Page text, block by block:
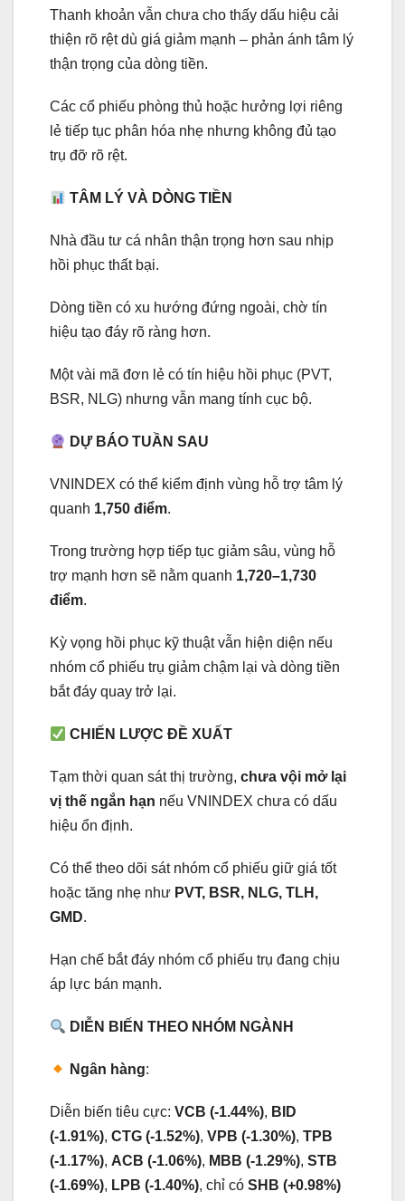
Thanh khoản vẫn chưa cho thấy dấu hiệu cải
thiện rõ rệt dù giá giảm mạnh – phản ánh tâm lý
thận trọng của dòng tiền.
Các cổ phiếu phòng thủ hoặc hưởng lợi riêng
lẻ tiếp tục phân hóa nhẹ nhưng không đủ tạo
trụ đỡ rõ rệt.
TÂM LÝ VÀ DÒNG TIỀN
Nhà đầu tư cá nhân thận trọng hơn sau nhịp
hồi phục thất bại.
Dòng tiền có xu hướng đứng ngoài, chờ tín
hiệu tạo đáy rõ ràng hơn.
Một vài mã đơn lẻ có tín hiệu hồi phục (PVT,
BSR, NLG) nhưng vẫn mang tính cục bộ.
DỰ BÁO TUẦN SAU
VNINDEX có thể kiểm định vùng hỗ trợ tâm lý
quanh 1,750 điểm.
Trong trường hợp tiếp tục giảm sâu, vùng hỗ
trợ mạnh hơn sẽ nằm quanh 1,720–1,730
điểm.
Kỳ vọng hồi phục kỹ thuật vẫn hiện diện nếu
nhóm cổ phiếu trụ giảm chậm lại và dòng tiền
bắt đáy quay trở lại.
CHIẾN LƯỢC ĐỀ XUẤT
Tạm thời quan sát thị trường, chưa vội mở lại
vị thế ngắn hạn nếu VNINDEX chưa có dấu
hiệu ổn định.
Có thể theo dõi sát nhóm cổ phiếu giữ giá tốt
hoặc tăng nhẹ như PVT, BSR, NLG, TLH,
GMD.
Hạn chế bắt đáy nhóm cổ phiếu trụ đang chịu
áp lực bán mạnh.
DIỄN BIẾN THEO NHÓM NGÀNH
Ngân hàng:
Diễn biến tiêu cực: VCB (-1.44%), BID
(-1.91%), CTG (-1.52%), VPB (-1.30%), TPB
(-1.17%), ACB (-1.06%), MBB (-1.29%), STB
(-1.69%), LPB (-1.40%), chỉ có SHB (+0.98%)